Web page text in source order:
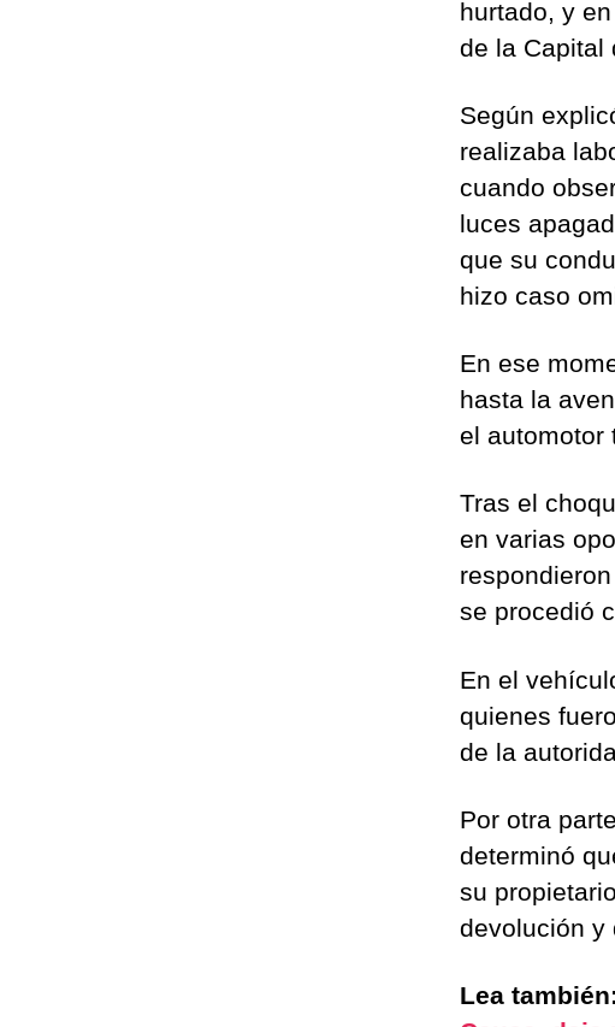
hurtado, y
de la Capital
Según
realizaba
cuando
luces
que su
hizo caso
En ese
hasta la
el automotor
Tras el
en varias
se procedió
En el
quienes
de la
Por otra
determinó
su
devolución y
Lea también: